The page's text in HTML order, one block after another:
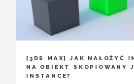
[3DS MAX] JAK NAŁOŻYĆ
NA OBIEKT SKOPIOWANY
INSTANCE?